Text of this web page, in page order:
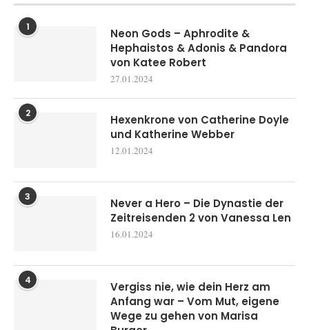
1
Neon Gods – Aphrodite &
Hephaistos & Adonis & Pandora
von Katee Robert
27.01.2024
2
Hexenkrone von Catherine Doyle
und Katherine Webber
12.01.2024
3
Never a Hero – Die Dynastie der
Zeitreisenden 2 von Vanessa Len
16.01.2024
4
Vergiss nie, wie dein Herz am
Anfang war – Vom Mut, eigene
Wege zu gehen von Marisa